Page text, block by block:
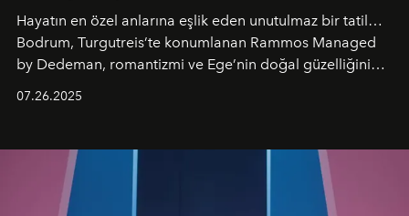
Hayatın en özel anlarına eşlik eden unutulmaz bir tatil…
Bodrum, Turgutreis’te konumlanan Rammos Managed
by Dedeman, romantizmi ve Ege’nin doğal güzelliğini
07.26.2025